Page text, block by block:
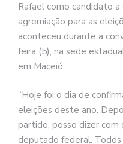
Rafael como candidato
agremiação para as
aconteceu durante a
feira (5), na sede
em Maceió.
“Hoje foi o dia de
eleições deste ano.
partido, posso dizer com
deputado federal.